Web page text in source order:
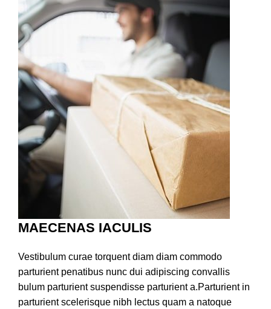
MAECENAS IACULIS
Vestibulum curae torquent diam diam commodo
parturient penatibus nunc dui adipiscing convallis
bulum parturient suspendisse parturient a.Parturient in
parturient scelerisque nibh lectus quam a natoque